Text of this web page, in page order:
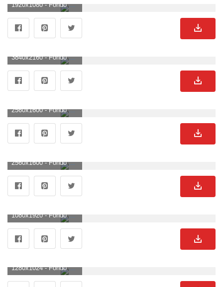
1920x1080 - Fondo de pantalla de 1920x1080. Fondo para computadora HD 1080p de Bugatti.
3840x2160 - Fondo de pantalla de 3840x2160. Imágen 4K Ultra HD de Bugatti.
2560x1600 - Fondo de pantalla de 2560x1600. Fondo de pantalla de Bugatti.
2560x1600 - Fondo de pantalla de 2560x1600. Wallpaper para escritorio de Bugatti.
1080x1920 - Fondo de pantalla de 1080x1920. Fondo de pantalla de Bugatti.
1280x1024 - Fondo de pantalla de 1280x1024. Imágen de Bugatti.